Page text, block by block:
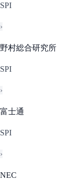
SPI
›
野村総合研究所
SPI
›
富士通
SPI
›
NEC